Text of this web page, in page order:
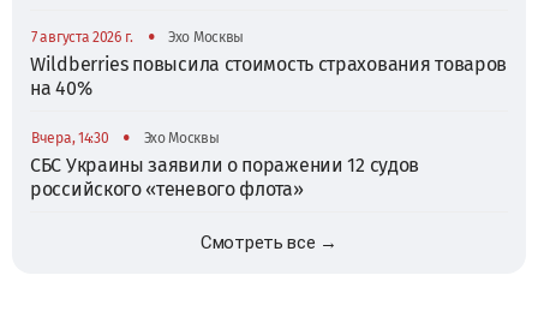
7 августа 2026 г. • Эхо Москвы
Wildberries повысила стоимость страхования товаров
на 40%
Вчера, 14:30 • Эхо Москвы
СБС Украины заявили о поражении 12 судов
российского «теневого флота»
Смотреть все →